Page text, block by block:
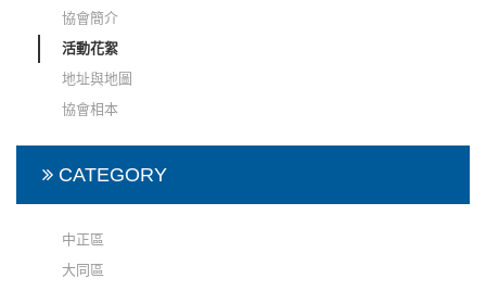
協會簡介
活動花絮
地址與地圖
協會相本
CATEGORY
中正區
大同區